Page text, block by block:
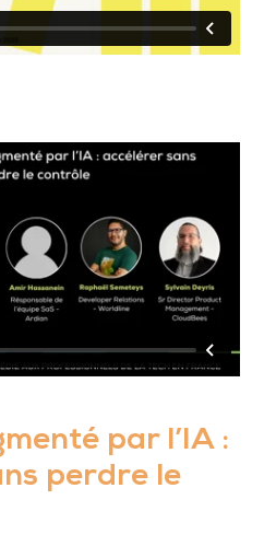
par l’IA :
perdre le